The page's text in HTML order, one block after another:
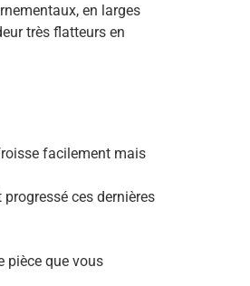
en larges
très flatteurs en
facilement mais
ces dernières
pièce que vous